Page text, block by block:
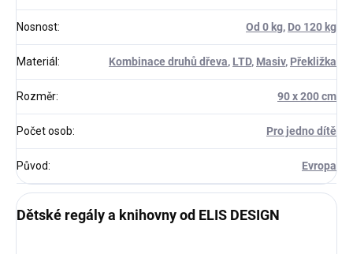
Nosnost: Od 0 kg, Do 120 kg
Materiál: Kombinace druhů dřeva, LTD, Masiv, Překližka
Rozměr: 90 x 200 cm
Počet osob: Pro jedno dítě
Původ: Evropa
Dětské regály a knihovny od ELIS DESIGN